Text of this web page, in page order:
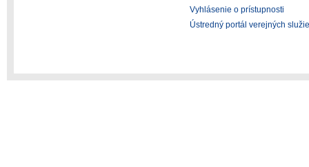
Vyhlásenie o prístupnosti
Ústredný portál verejných